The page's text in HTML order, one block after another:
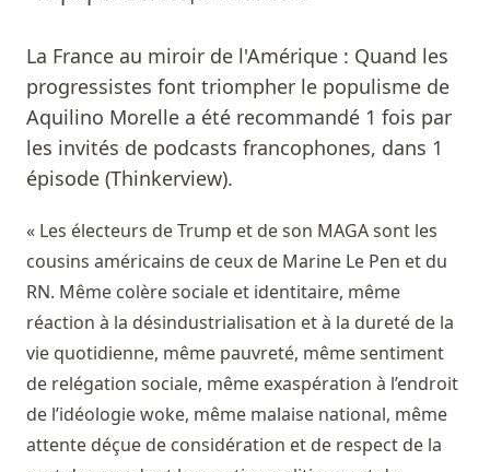
La France au miroir de l'Amérique : Quand les
progressistes font triompher le populisme de
Aquilino Morelle a été recommandé 1 fois par
les invités de podcasts francophones, dans 1
épisode (Thinkerview).
« Les électeurs de Trump et de son MAGA sont les
cousins américains de ceux de Marine Le Pen et du
RN. Même colère sociale et identitaire, même
réaction à la désindustrialisation et à la dureté de la
vie quotidienne, même pauvreté, même sentiment
de relégation sociale, même exaspération à l’endroit
de l’idéologie woke, même malaise national, même
attente déçue de considération et de respect de la